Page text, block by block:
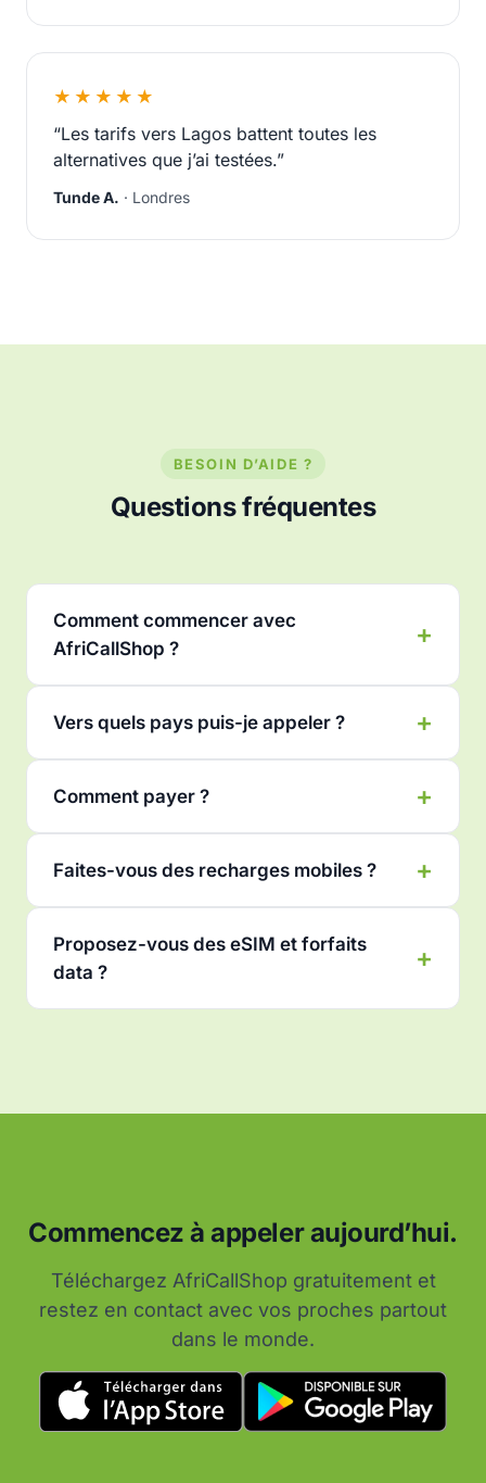
★★★★★
“Les tarifs vers Lagos battent toutes les
alternatives que j’ai testées.”
Tunde A. · Londres
BESOIN D’AIDE ?
Questions fréquentes
Comment commencer avec
AfriCallShop ?
Vers quels pays puis-je appeler ?
Comment payer ?
Faites-vous des recharges mobiles ?
Proposez-vous des eSIM et forfaits
data ?
Commencez à appeler aujourd’hui.
Téléchargez AfriCallShop gratuitement et
restez en contact avec vos proches partout
dans le monde.